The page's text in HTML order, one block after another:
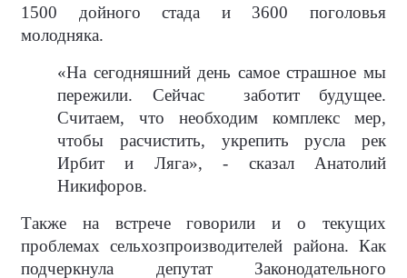
1500 дойного стада и 3600 поголовья
молодняка.
«На сегодняшний день самое страшное мы
пережили. Сейчас
заботит будущее.
Считаем, что необходим комплекс мер,
чтобы расчистить, укрепить русла рек
Ирбит и Ляга», - сказал Анатолий
Никифоров.
Также на встрече говорили и о текущих
проблемах сельхозпроизводителей района. Как
подчеркнула депутат Законодательного